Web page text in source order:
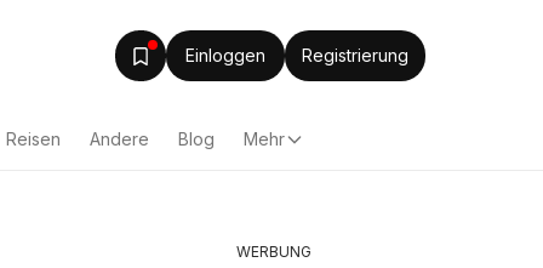
Einloggen Registrierung
Reisen Andere Blog Mehr
WERBUNG